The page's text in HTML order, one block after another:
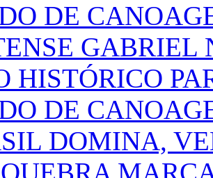
GABRIEL
HISTÓRICO
DE